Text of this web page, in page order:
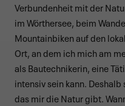
Verbundenheit mit der
im Wörthersee, beim
Mountainbiken auf den
Ort, an dem ich mich am
als Bautechnikerin, eine
intensiv sein kann.
das mir die Natur gibt.